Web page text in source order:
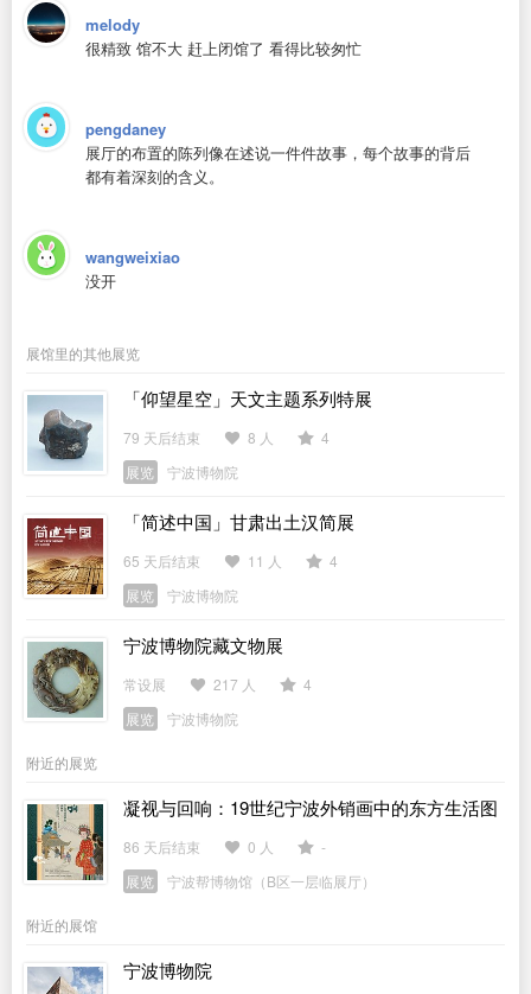
melody
很精致 馆不大 赶上闭馆了 看得比较匆忙
pengdaney
展厅的布置的陈列像在述说一件件故事，每个故事的背后
都有着深刻的含义。
wangweixiao
没开
展馆里的其他展览
「仰望星空」天文主题系列特展
79 天后结束 8 人
4
展览
宁波博物院
「简述中国」甘肃出土汉简展
65 天后结束 11 人
4
展览
宁波博物院
宁波博物院藏文物展
常设展 217 人
4
展览
宁波博物院
附近的展览
凝视与回响：19世纪宁波外销画中的东方生活图
景
86 天后结束 0 人
-
展览
宁波帮博物馆（B区一层临展厅）
附近的展馆
宁波博物院